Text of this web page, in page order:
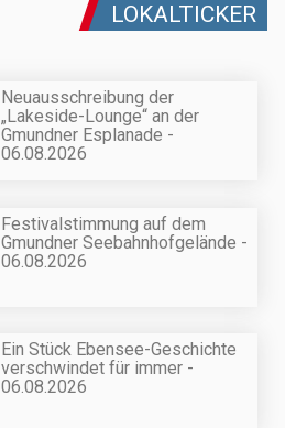
LOKALTICKER
Neuausschreibung der
„Lakeside-Lounge“ an der
Gmundner Esplanade -
06.08.2026
Festivalstimmung auf dem
Gmundner Seebahnhofgelände -
06.08.2026
Ein Stück Ebensee-Geschichte
verschwindet für immer -
06.08.2026